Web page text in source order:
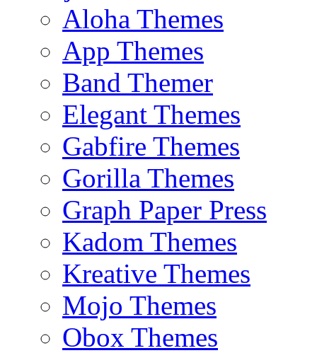
Aloha Themes
App Themes
Band Themer
Elegant Themes
Gabfire Themes
Gorilla Themes
Graph Paper Press
Kadom Themes
Kreative Themes
Mojo Themes
Obox Themes